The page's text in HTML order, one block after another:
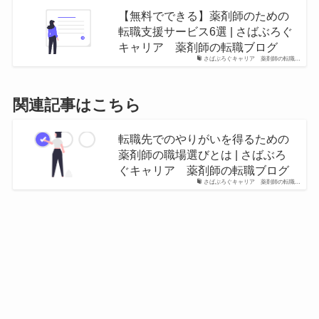
さばぶろぐキャリア 薬剤師の転職…
【無料でできる】薬剤師のための
転職支援サービス6選 | さばぶろぐ
キャリア 薬剤師の転職ブログ
関連記事はこちら
さばぶろぐキャリア 薬剤師の転職…
転職先でのやりがいを得るための
薬剤師の職場選びとは | さばぶろ
ぐキャリア 薬剤師の転職ブログ